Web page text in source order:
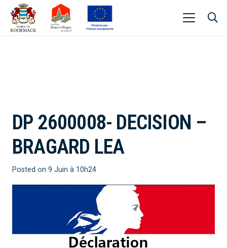
DP 2600008- DECISION –
BRAGARD LEA
Posted on 9 Juin à 10h24